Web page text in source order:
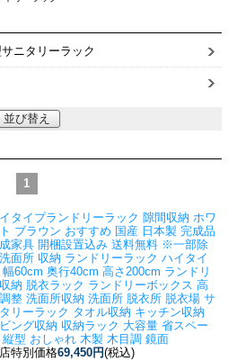
ニタリーラック
並び替え
1
タイプランドリーラック 隙間収納 ホワ
ブラウン おすすめ 国産 日本製 完成品
家具 開梱設置込み 送料無料 ※一部除
洗面所 収納 ランドリーラック ハイタイ
幅60cm 奥行40cm 高さ200cm ランドリ
納 脱衣ラック ランドリーボックス 高
整 洗面所収納 洗面所 脱衣所 脱衣場 サ
リーラック タオル収納 キッチン収納
ング収納 収納ラック 大容量 省スペー
縦型 おしゃれ 木製 木目調 鏡面
特別価格69,450円(税込)